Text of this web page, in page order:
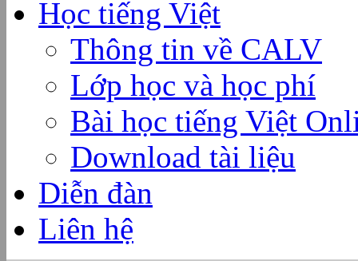
Học tiếng Việt
Thông tin về CALV
Lớp học và học phí
Bài học tiếng Việt
Download tài liệu
Diễn đàn
Liên hệ